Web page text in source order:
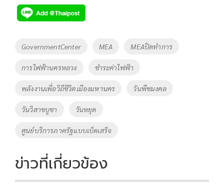
e
b
o
o
k
tt
er
p
y
Li
k
Tags
GovernmentCenter MEA MEAปิดทำการ
การไฟฟ้านครหลวง ชำระค่าไฟฟ้า
พลังงานเพื่อวิถีชีวิตเมืองมหานคร วันพืชมงคล
วันวิสาขบูชา วันหยุด
ศูนย์บริการภาครัฐแบบเบ็ดเสร็จ
ข่าวที่เกี่ยวข้อง